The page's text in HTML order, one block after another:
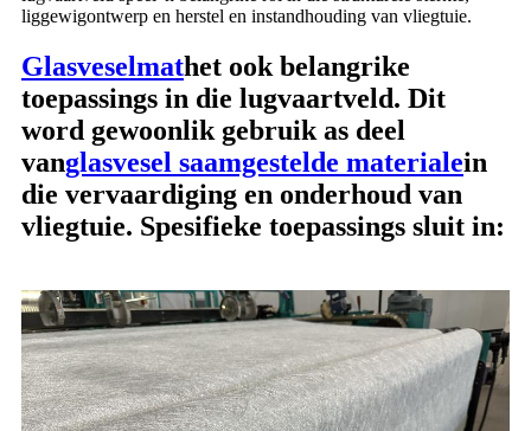
liggewigontwerp en herstel en instandhouding van vliegtuie.
Glasveselmathet ook belangrike
toepassings in die lugvaartveld. Dit
word gewoonlik gebruik as deel
vanglasvesel saamgestelde materialein
die vervaardiging en onderhoud van
vliegtuie. Spesifieke toepassings sluit in: